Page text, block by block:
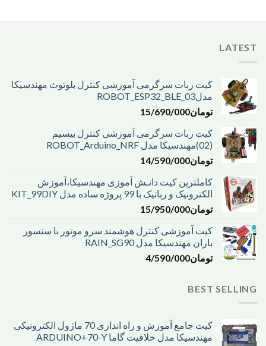
LATEST
کیت ربات سرگرمی آموزشی کنترل بلوتوث مهندسیکا
مدل03_ROBOT_ESP32_BLE
تومان15/690/000
کیت ربات سرگرمی آموزشی کنترل بیسیم
(02)مهندسیکا مدل ROBOT_Arduino_NRF
تومان14/590/000
کاملترین کیت دانـش آموزی مهندسیکا،آموزش
الکترونیک و رباتیک با 99 پروژه ساده مدل KIT_99DIY
تومان15/950/000
کیت آموزشی کنترل هوشمند سرو موتور با سنسور
باران مهندسیکا مدل RAIN_SG90
تومان4/590/000
BEST SELLING
کیت جامع آموزش و راه اندازی 70 ماژول الکترونیکی
مهندسیکا مدل خلاقیت گاما ARDUINO+70-Y